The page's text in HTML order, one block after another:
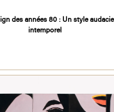
des années 80 : Un style
intemporel